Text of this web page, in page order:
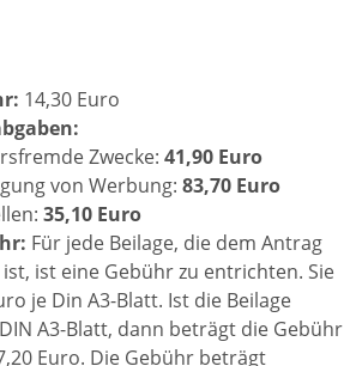
14,30 Euro
Zwecke: 41,90 Euro
von Werbung: 83,70 Euro
35,10 Euro
Für jede Beilage, die dem Antrag
ist eine Gebühr zu entrichten. Sie
je Din A3-Blatt. Ist die Beilage
A3-Blatt, dann beträgt die Gebühr
Euro. Die Gebühr beträgt